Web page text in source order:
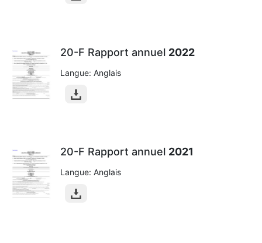
20-F Rapport annuel 2022
Langue: Anglais
20-F Rapport annuel 2021
Langue: Anglais